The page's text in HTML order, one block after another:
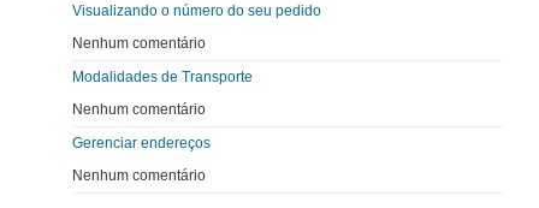
Visualizando o número do seu pedido
Nenhum comentário
Modalidades de Transporte
Nenhum comentário
Gerenciar endereços
Nenhum comentário